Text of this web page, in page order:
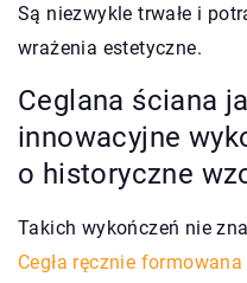
Są niezwykle trwałe i
wrażenia estetyczne.
Ceglana ściana
innowacyjne
o historyczne
Takich wykończeń nie
Cegła ręcznie formowana